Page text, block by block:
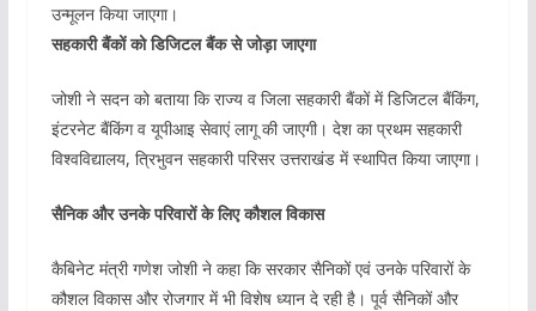
उन्मूलन किया जाएगा।
सहकारी बैंकों को डिजिटल बैंक से जोड़ा जाएगा
जोशी ने सदन को बताया कि राज्य व जिला सहकारी बैंकों में डिजिटल बैंकिंग,
इंटरनेट बैंकिंग व यूपीआइ सेवाएं लागू की जाएगी। देश का प्रथम सहकारी
विश्वविद्यालय, त्रिभुवन सहकारी परिसर उत्तराखंड में स्थापित किया जाएगा।
सैनिक और उनके परिवारों के लिए कौशल विकास
कैबिनेट मंत्री गणेश जोशी ने कहा कि सरकार सैनिकों एवं उनके परिवारों के
कौशल विकास और रोजगार में भी विशेष ध्यान दे रही है। पूर्व सैनिकों और